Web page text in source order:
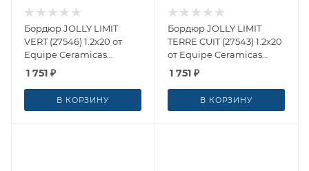
Бордюр JOLLY LIMIT
VERT (27546) 1.2x20 от
Equipe Ceramicas
(Испания)
1 751 ₽
В КОРЗИНУ
Бордюр JOLLY LIMIT
TERRE CUIT (27543) 1.2x20
от Equipe Ceramicas
(Испания)
1 751 ₽
В КОРЗИНУ